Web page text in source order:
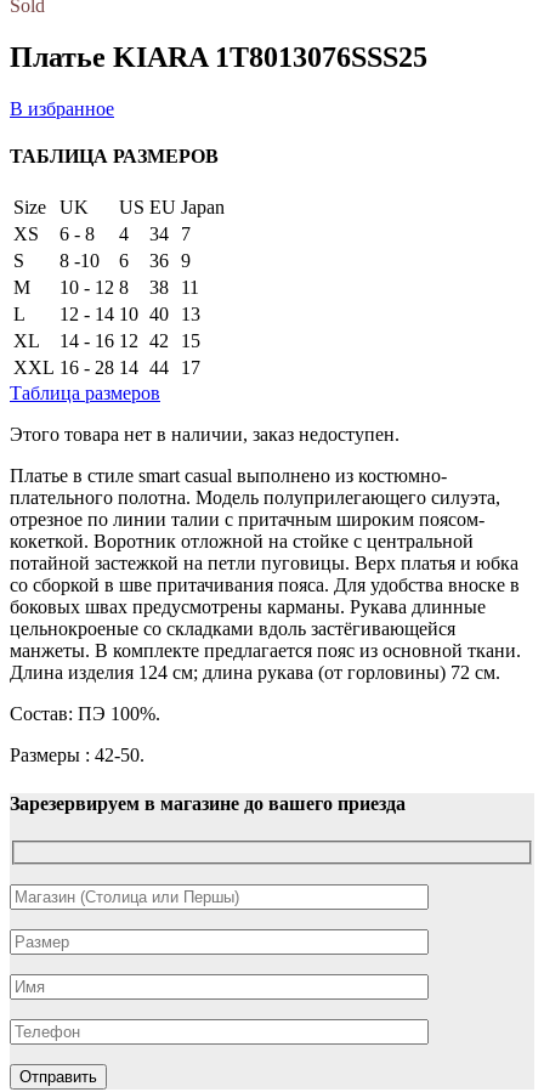
Sold
Платье KIARA 1T8013076SSS25
В избранное
ТАБЛИЦА РАЗМЕРОВ
Size UK US EU Japan
XS
6 - 8 4 34
7
S
8 -10 6 36 9
M
10 - 12 8 38
11
L
12 - 14 10 40
13
XL
14 - 16 12 42
15
XXL 16 - 28 14 44
17
Таблица размеров
Этого товара нет в наличии, заказ недоступен.
Платье в стиле smart casual выполнено из костюмно-
плательного полотна. Модель полуприлегающего силуэта,
отрезное по линии талии с притачным широким поясом-
кокеткой. Воротник отложной на стойке с центральной
потайной застежкой на петли пуговицы. Верх платья и юбка
со сборкой в шве притачивания пояса. Для удобства вноске в
боковых швах предусмотрены карманы. Рукава длинные
цельнокроеные со складками вдоль застёгивающейся
манжеты. В комплекте предлагается пояс из основной ткани.
Длина изделия 124 см; длина рукава (от горловины) 72 см.
Состав: ПЭ 100%.
Размеры : 42-50.
Зарезервируем в магазине до вашего приезда